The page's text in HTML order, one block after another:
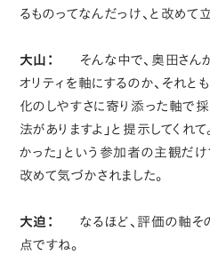
るものってなんだっけ、と改めて
大山：
そんな中で、奥田さん
オリティを軸にするのか、それ
化のしやすさに寄り添った軸で
法がありますよ」と提示してくれ
かった」という参加者の主観だけ
改めて気づかされました。
大迫：
なるほど、評価の軸そ
点ですね。